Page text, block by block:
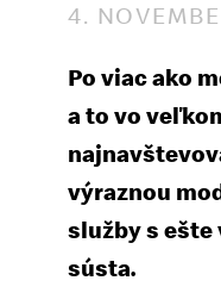
4.
Po viac ako
a to vo
výraznou
služby s ešte
sústa.